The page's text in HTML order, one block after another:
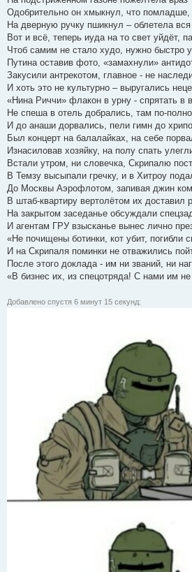
Одобрительно он хмыкнул, что помладше,
На дверную ручку пшикнул – облетела вся
Вот и всё, теперь иуда на то свет уйдёт,
Чтоб самим не стало худо, нужно быстро
Путина оставив фото, «замахнули»
Закусили антрекотом, главное - не
И хоть это не культурно – выругались
«Нина Риччи» флакон в урну - спрятать в
Не спеша в отель добрались, там по-
И до анаши дорвались, пели гимн до
Был концерт на балалайках, на себе
Изнасиловав хозяйку, на полу спать
Встали утром, ни словечка, Скрипалю
В Темзу высыпали гречку, и в Хитроу
До Москвы Аэрофлотом, запивая джин
В штаб-квартиру вертолётом их доставил
На закрытом заседанье обсуждали
И агентам ГРУ взысканье вынес лично
«Не почищены ботинки, кот убит, погибли
И на Скрипаля поминки не отважились
После этого доклада - им ни званий, ни
«В бизнес их, из спецотряда! С нами им не
Добавлено спустя 6 минут 15 секунд: